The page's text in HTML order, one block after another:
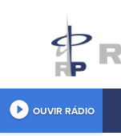
play_circle_filled OUVIR RÁDIO